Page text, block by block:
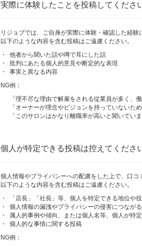
実際に体験したことを投稿してくださ
リジョブでは、ご自身が実際に体験・確認した経
以下のような内容を含む投稿はご遠慮ください。
・
他者から聞いた話や噂で耳にした話
・
批判にあたる個人的意見や断定的な表現
・
事実と異なる内容
NG例：
「理不尽な理由で解雇をされる従業員が多く、
「オーナーが理念やビジョンを持っていないた
「このサロンはかなり離職率が高いと聞いていま
個人が特定できる投稿は控えてくださ
個人情報やプライバシーへの配慮をした上で、口コ
以下のような内容を含む投稿はご遠慮ください。
・
「店長」「社長」等、個人を特定できる地位
・
個人情報の漏洩やプライバシーの侵害につなが
・
属人的事例や傾向、または個人名等、個人が特
・
個人的な事情に関する投稿
NG例：